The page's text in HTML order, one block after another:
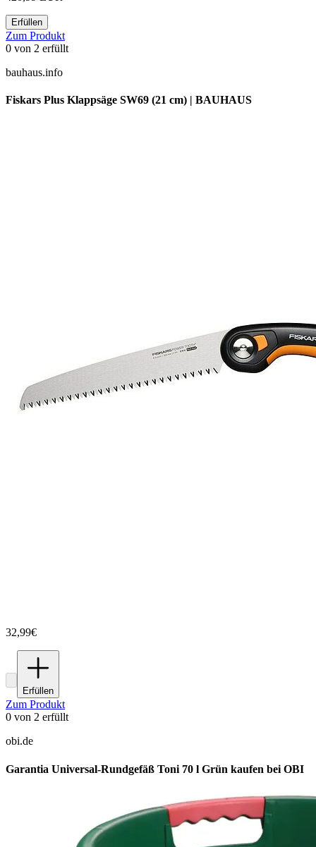
Erfüllen
Zum Produkt
0 von 2 erfüllt
bauhaus.info
Fiskars Plus Klappsäge SW69 (21 cm) | BAUHAUS
32,99€
Erfüllen
Zum Produkt
0 von 2 erfüllt
obi.de
Garantia Universal-Rundgefäß Toni 70 l Grün kaufen bei OBI